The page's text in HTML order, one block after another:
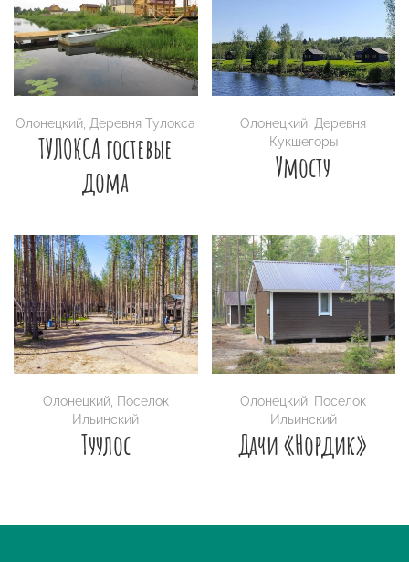
Олонецкий,Деревня Тулокса
ТУЛОКСА гостевые
дома
Олонецкий,Деревня
Кукшегоры
Умосту
Олонецкий, Поселок
Ильинский
Туулос
Олонецкий Поселок
Ильинский
Дачи «Нордик»